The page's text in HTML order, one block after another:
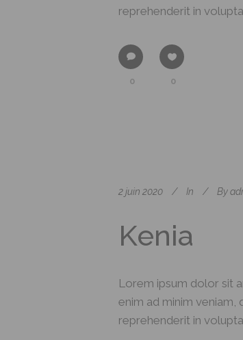
reprehenderit in
0 0
2 juin 2020 In By
Kenia
Lorem ipsum dolor sit
enim ad minim
reprehenderit in